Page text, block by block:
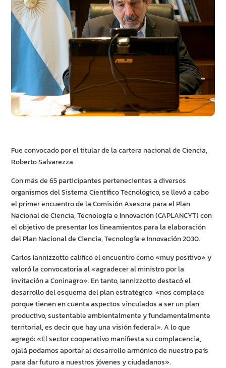
Fue convocado por el titular de la cartera nacional de Ciencia,
Roberto Salvarezza.
Con más de 65 participantes pertenecientes a diversos
organismos del Sistema Científico Tecnológico, se llevó a cabo
el primer encuentro de la Comisión Asesora para el Plan
Nacional de Ciencia, Tecnología e Innovación (CAPLANCYT) con
el objetivo de presentar los lineamientos para la elaboración
del Plan Nacional de Ciencia, Tecnología e Innovación 2030.
Carlos Iannizzotto calificó el encuentro como «muy positivo» y
valoró la convocatoria al «agradecer al ministro por la
invitación a Coninagro». En tanto, Iannizzotto destacó el
desarrollo del esquema del plan estratégico: «nos complace
porque tienen en cuenta aspectos vinculados a ser un plan
productivo, sustentable ambientalmente y fundamentalmente
territorial, es decir que hay una visión federal». A lo que
agregó: «El sector cooperativo manifiesta su complacencia,
ojalá podamos aportar al desarrollo armónico de nuestro país
para dar futuro a nuestros jóvenes y ciudadanos».